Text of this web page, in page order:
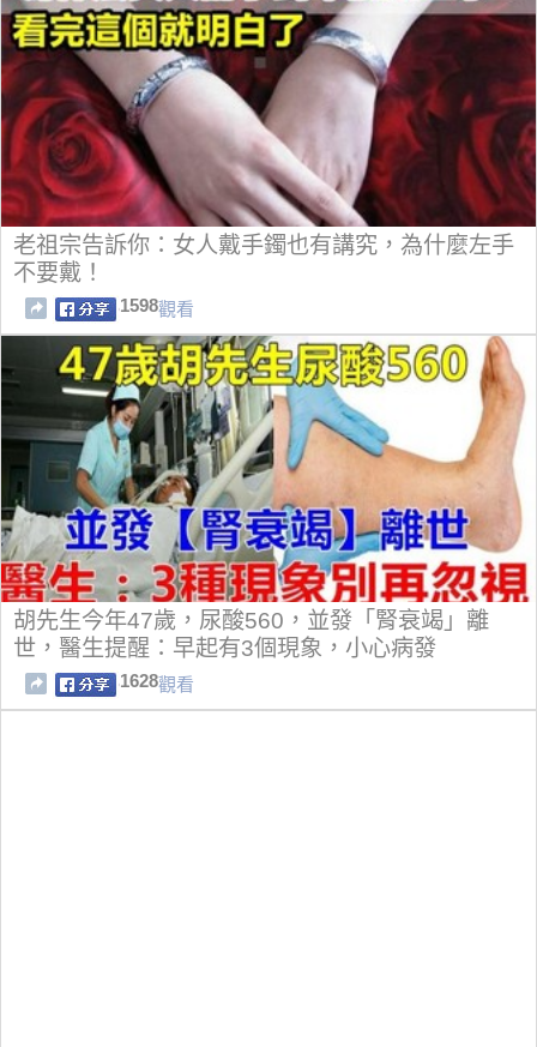
老祖宗告訴你：女人戴手鐲也有講究，為什麼左手
不要戴！
1598觀看
胡先生今年47歲，尿酸560，並發「腎衰竭」離
世，醫生提醒：早起有3個現象，小心病發
1628觀看